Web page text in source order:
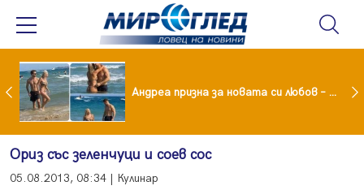
Драма вместо щастие: Звезда от "Татковци" е в болница с високорискова бременност Андреа призна за новата си любов – руснакът Игор
Ориз със зеленчуци и соев сос
05.08.2013, 08:34 | Кулинар